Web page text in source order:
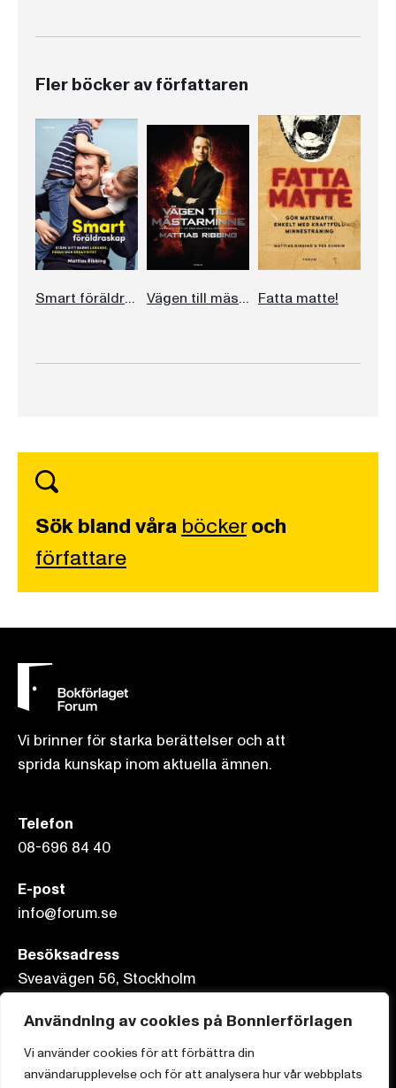
Användning av cookies på Bonnierförlagen
Vi använder cookies för att förbättra din
användarupplevelse och för att analysera hur vår webbplats
Fler böcker av författaren
Smart föräldraskap Vägen till mästarminne Fatta matte!
Sök bland våra böckeroch
författare
Vi brinner för starka berättelser och att
sprida kunskap inom aktuella ämnen.
Telefon
08-696 84 40
E-post
info@forum.se
Besöksadress
Sveavägen 56, Stockholm
Postadress
Box 3159, 103 63 Stockholm